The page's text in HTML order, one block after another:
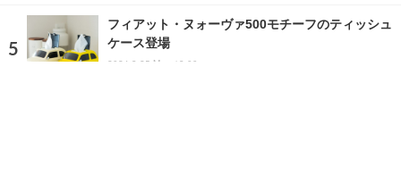
フィアット・ヌォーヴァ500モチーフのティッシュ
ケース登場
2024.3.25 Mon 13:00